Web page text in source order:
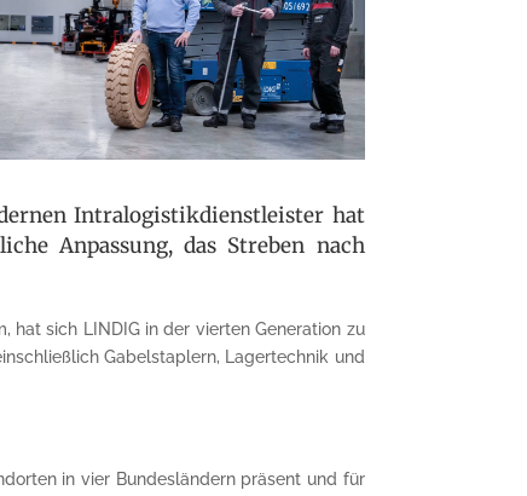
Intralogistikdienstleister hat
Anpassung, das Streben nach
hat sich LINDIG in der vierten Generation zu
Gabelstaplern, Lager­technik und
in vier Bundesländern präsent und für